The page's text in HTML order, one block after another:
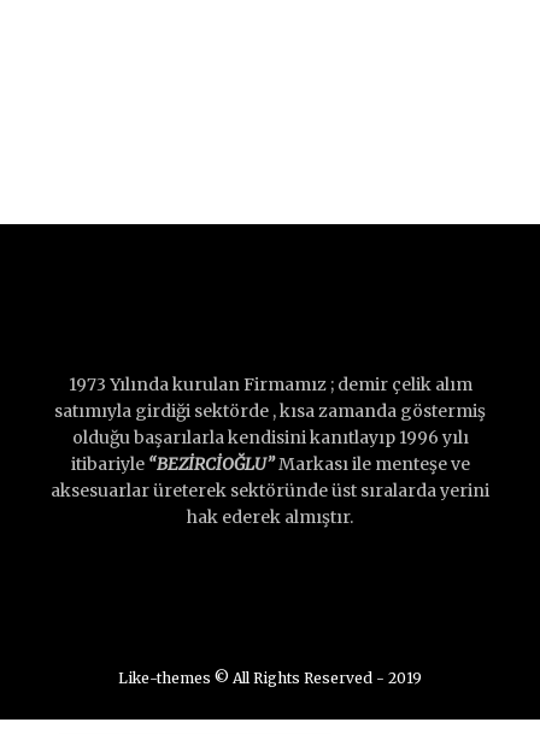
1973 Yılında kurulan Firmamız ; demir çelik alım
satımıyla girdiği sektörde , kısa zamanda göstermiş
olduğu başarılarla kendisini kanıtlayıp 1996 yılı
itibariyle “BEZİRCİOĞLU”Markası ile menteşe ve
aksesuarlar üreterek sektöründe üst sıralarda yerini
hak ederek almıştır.
Like-themes © All Rights Reserved - 2019